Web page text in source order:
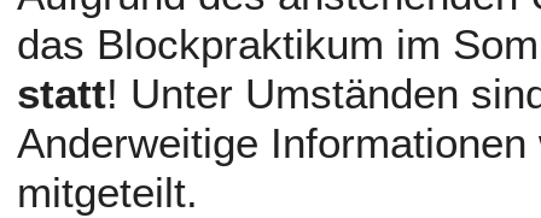
das Blockpraktikum im
statt! Unter Umständen
Anderweitige
mitgeteilt.